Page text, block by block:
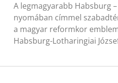
A legmagyarabb Habsburg
nyomában címmel
a magyar reformkor
Habsburg-Lotharingiai